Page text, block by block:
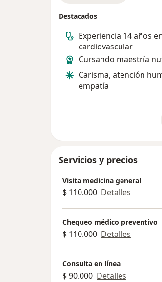
Destacados
Experiencia 14 años
cardiovascular
Cursando maestría
Carisma, atención
empatía
Servicios y precios
Visita medicina general
$ 110.000 Detalles
Chequeo médico preventivo
$ 110.000 Detalles
Consulta en línea
$ 90.000 Detalles